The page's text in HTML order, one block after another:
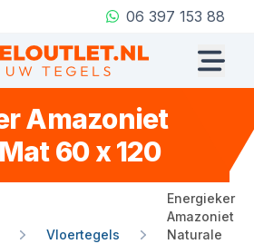
06 397 153 88
Amazoniet
60 x 120
Vloertegels
Energieker
Amazoniet
Naturale